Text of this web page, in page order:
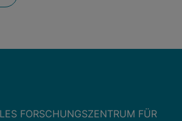
FORSCHUNGSZENTRUM FÜR